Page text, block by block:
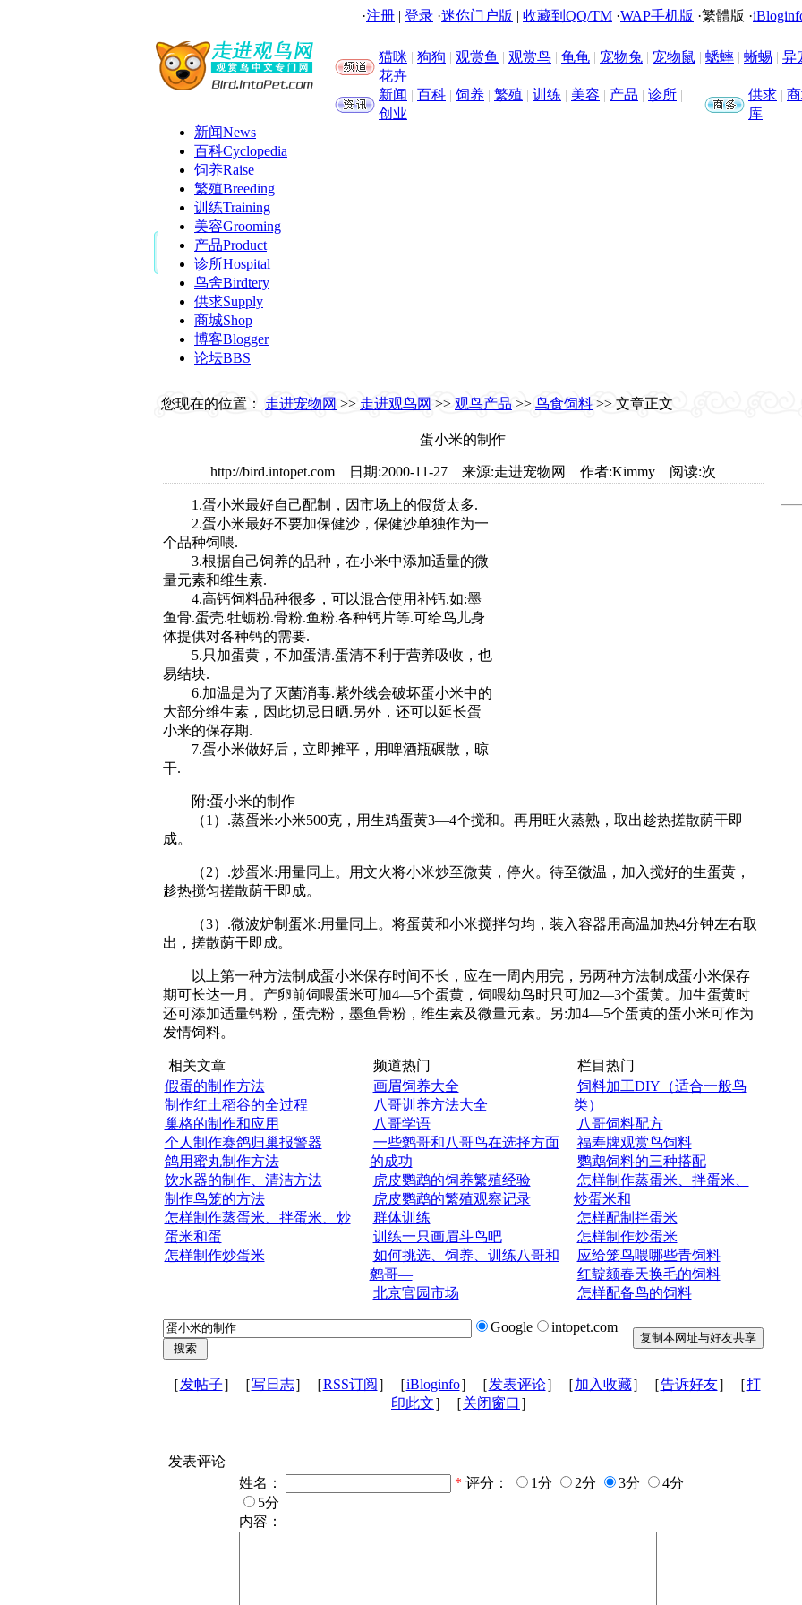
·注册 | 登录 ·迷你门户版 | 收藏到QQ/TM ·WAP手机版 ·繁體版 ·
猫咪 | 狗狗 | 观赏鱼 | 观赏鸟 | 龟龟 | 宠物兔 | 宠物鼠 | 蟋蟀 | 蜥蜴 | 异
花卉
新闻 | 百科 | 饲养 | 繁殖 | 训练 | 美容 | 产品 | 诊所 |
创业
供求 |
库
新闻News
百科Cyclopedia
饲养Raise
繁殖Breeding
训练Training
美容Grooming
产品Product
诊所Hospital
鸟舍Birdtery
供求Supply
商城Shop
博客Blogger
论坛BBS
您现在的位置： 走进宠物网 >> 走进观鸟网 >> 观鸟产品 >> 鸟食饲料 >> 文章正文
蛋小米的制作
http://bird.intopet.com 日期:2000-11-27 来源:走进宠物网 作者:Kimmy 阅读:次
1.蛋小米最好自己配制，因市场上的假货太多.
2.蛋小米最好不要加保健沙，保健沙单独作为一
个品种饲喂.
3.根据自己饲养的品种，在小米中添加适量的微
量元素和维生素.
4.高钙饲料品种很多，可以混合使用补钙.如:墨
鱼骨.蛋壳.牡蛎粉.骨粉.鱼粉.各种钙片等.可给鸟儿身
体提供对各种钙的需要.
5.只加蛋黄，不加蛋清.蛋清不利于营养吸收，也
易结块.
6.加温是为了灭菌消毒.紫外线会破坏蛋小米中的
大部分维生素，因此切忌日晒.另外，还可以延长蛋
小米的保存期.
7.蛋小米做好后，立即摊平，用啤酒瓶碾散，晾
干.
附:蛋小米的制作
（1）.蒸蛋米:小米500克，用生鸡蛋黄3—4个搅和。再用旺火蒸熟，取出趁热搓散荫干即
成。
（2）.炒蛋米:用量同上。用文火将小米炒至微黄，停火。待至微温，加入搅好的生蛋黄，
趁热搅匀搓散荫干即成。
（3）.微波炉制蛋米:用量同上。将蛋黄和小米搅拌匀均，装入容器用高温加热4分钟左右取
出，搓散荫干即成。
以上第一种方法制成蛋小米保存时间不长，应在一周内用完，另两种方法制成蛋小米保存
期可长达一月。产卵前饲喂蛋米可加4—5个蛋黄，饲喂幼鸟时只可加2—3个蛋黄。加生蛋黄时
还可添加适量钙粉，蛋壳粉，墨鱼骨粉，维生素及微量元素。另:加4—5个蛋黄的蛋小米可作为
发情饲料。
相关文章
假蛋的制作方法
制作红土稻谷的全过程
巢格的制作和应用
个人制作赛鸽归巢报警器
鸽用蜜丸制作方法
饮水器的制作、清洁方法
制作鸟笼的方法
怎样制作蒸蛋米、拌蛋米、炒
蛋米和蛋
怎样制作炒蛋米
频道热门
画眉饲养大全
八哥训养方法大全
八哥学语
一些鹩哥和八哥鸟在选择方面
的成功
虎皮鹦鹉的饲养繁殖经验
虎皮鹦鹉的繁殖观察记录
群体训练
训练一只画眉斗鸟吧
如何挑选、饲养、训练八哥和
鹩哥—
北京官园市场
栏目热门
饲料加工DIY（适合一般鸟
类）
八哥饲料配方
福寿牌观赏鸟饲料
鹦鹉饲料的三种搭配
怎样制作蒸蛋米、拌蛋米、
炒蛋米和
怎样配制拌蛋米
怎样制作炒蛋米
应给笼鸟喂哪些青饲料
红靛颏春天换毛的饲料
怎样配备鸟的饲料
Google intopet.com
［发帖子］［写日志］［RSS订阅 ］［iBloginfo］［发表评论］［加入收藏］［告诉好友］［打
印此文］［关闭窗口 ］
发表评论
姓名：
* 评分： 1分 2分 3分
4分
5分
内容：